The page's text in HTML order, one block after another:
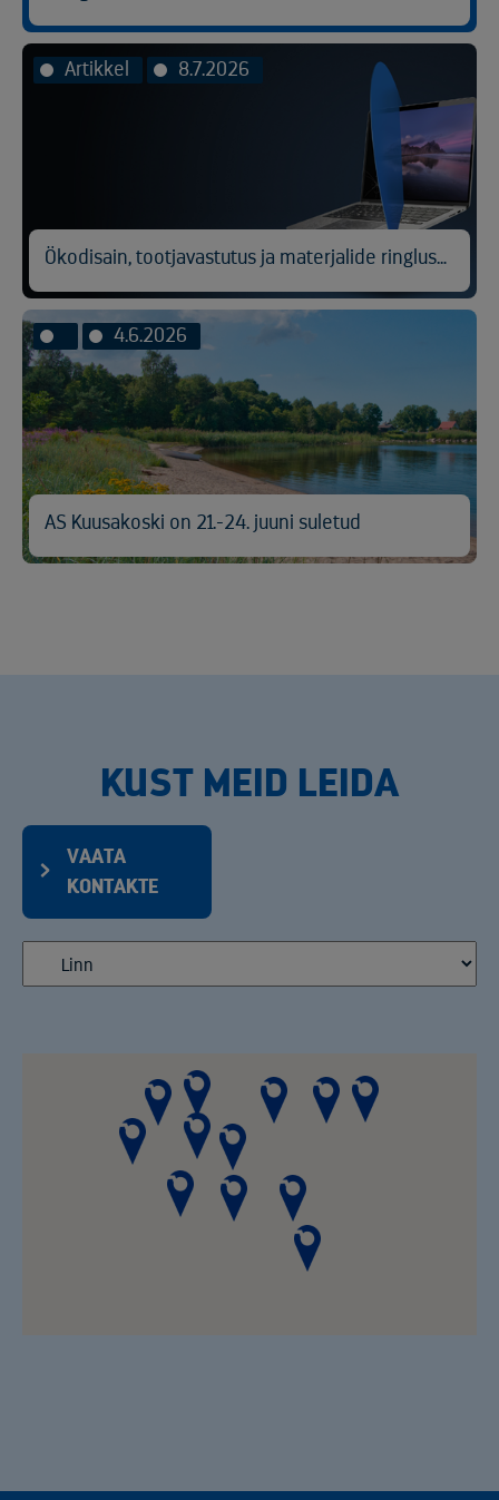
Artikkel 8.7.2026
4.6.2026
AS Kuusakoski on 21.-24. juuni suletud
KUST MEID LEIDA
VAATA
KONTAKTE